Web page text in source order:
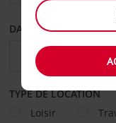
DATE DE DÉPART
TYPE DE LOCATION
Loisir